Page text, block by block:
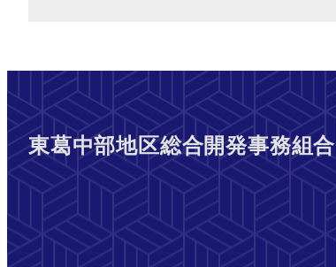
東葛中部地区総合開発事務組合